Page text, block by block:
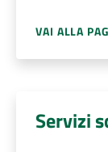
VAI ALLA
Servizi